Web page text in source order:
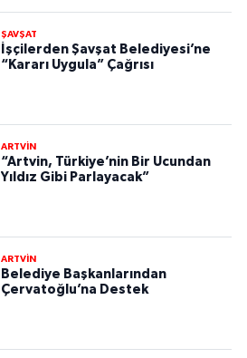
ŞAVŞAT
İşçilerden Şavşat Belediyesi’ne
“Kararı Uygula” Çağrısı
ARTVİN
“Artvin, Türkiye’nin Bir Ucundan
Yıldız Gibi Parlayacak”
ARTVİN
Belediye Başkanlarından
Çervatoğlu’na Destek